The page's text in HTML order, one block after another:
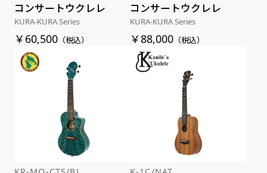
コンサートウクレレ
KURA-KURA Series
￥60,500（税込）
コンサートウクレレ
KURA-KURA Series
￥88,000 （税込）